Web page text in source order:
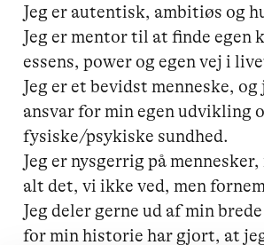
Jeg er autentisk, ambitiøs og
Jeg er mentor til at finde egen
essens, power og egen vej i
Jeg er et bevidst menneske,
ansvar for min egen udvikling
fysiske/psykiske sundhed.
Jeg er nysgerrig på
alt det, vi ikke ved, men
Jeg deler gerne ud af min
for min historie har gjort, at